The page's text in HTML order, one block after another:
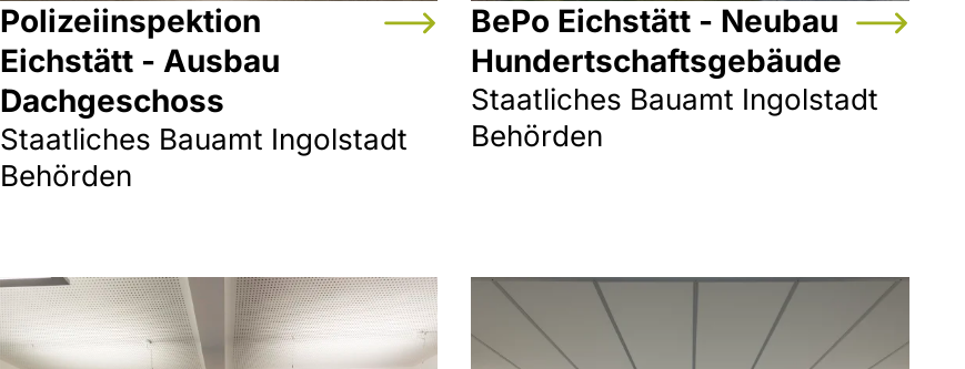
Polizeiinspektion
Eichstätt - Ausbau
Dachgeschoss
Staatliches Bauamt Ingolstadt
Behörden
BePo Eichstätt - Neubau
Hundertschaftsgebäude
Staatliches Bauamt Ingolstadt
Behörden